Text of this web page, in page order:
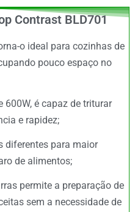
Contrast BLD701
o ideal para cozinhas de
pouco espaço no
600W, é capaz de triturar
e rapidez;
diferentes para maior
de alimentos;
permite a preparação de
sem a necessidade de